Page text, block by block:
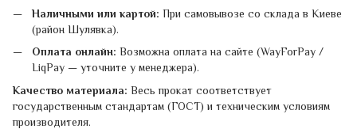
Наличными или картой: При самовывозе со склада в Киеве
(район Шулявка).
Оплата онлайн: Возможна оплата на сайте (WayForPay /
LiqPay — уточните у менеджера).
Качество материала: Весь прокат соответствует
государственным стандартам (ГОСТ) и техническим условиям
производителя.